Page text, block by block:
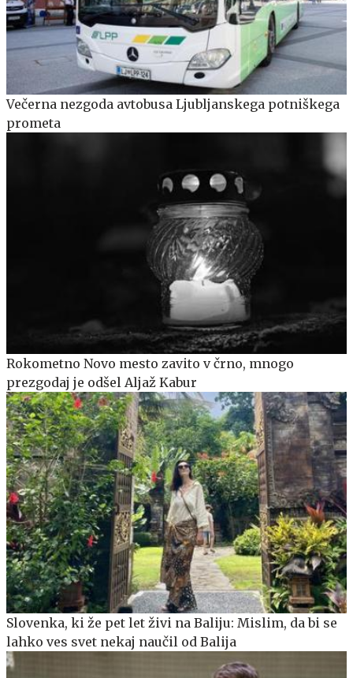
Večerna nezgoda avtobusa Ljubljanskega potniškega
prometa
Rokometno Novo mesto zavito v črno, mnogo
prezgodaj je odšel Aljaž Kabur
Slovenka, ki že pet let živi na Baliju: Mislim, da bi se
lahko ves svet nekaj naučil od Balija